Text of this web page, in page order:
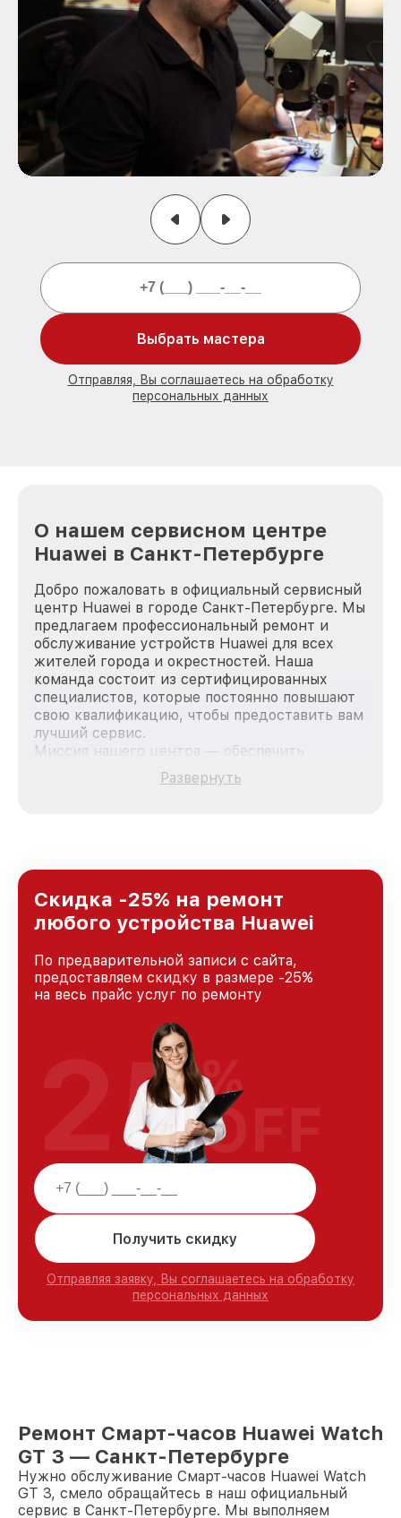
Выбрать мастера
Отправляя, Вы соглашаетесь на обработку
персональных данных
О нашем сервисном центре
Huawei в Санкт-Петербурге
Добро пожаловать в официальный сервисный
центр Huawei в городе Санкт-Петербурге. Мы
предлагаем профессиональный ремонт и
обслуживание устройств Huawei для всех
жителей города и окрестностей. Наша
команда состоит из сертифицированных
специалистов, которые постоянно повышают
свою квалификацию, чтобы предоставить вам
лучший сервис.
Миссия нашего центра — обеспечить
качественный и доступный ремонт для
каждого пользователя продукции Huawei, вне
Санкт-Петербурге, постоянно повышая
уровень доверия и лояльности наших
клиентов.
Развернуть
Скидка -25% на ремонт
любого устройства Huawei
По предварительной записи с сайта,
предоставляем скидку в размере -25%
на весь прайс услуг по ремонту
Получить скидку
Отправляя заявку, Вы соглашаетесь на обработку
персональных данных
25%
OFF
Ремонт Смарт-часов Huawei Watch
GT 3 — Санкт-Петербурге
Нужно обслуживание Смарт-часов Huawei Watch
GT 3, смело обращайтесь в наш официальный
сервис в Санкт-Петербурге. Мы выполняем